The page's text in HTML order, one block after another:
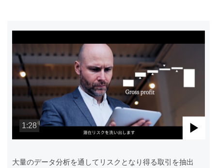
1:28
大量のデータ分析を通してリスクとなり得る取引を抽出